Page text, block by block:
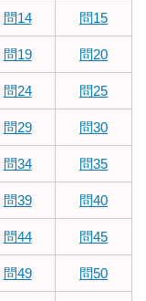
問14 問15
問19 問20
問24 問25
問29 問30
問34 問35
問39 問40
問44 問45
問49 問50